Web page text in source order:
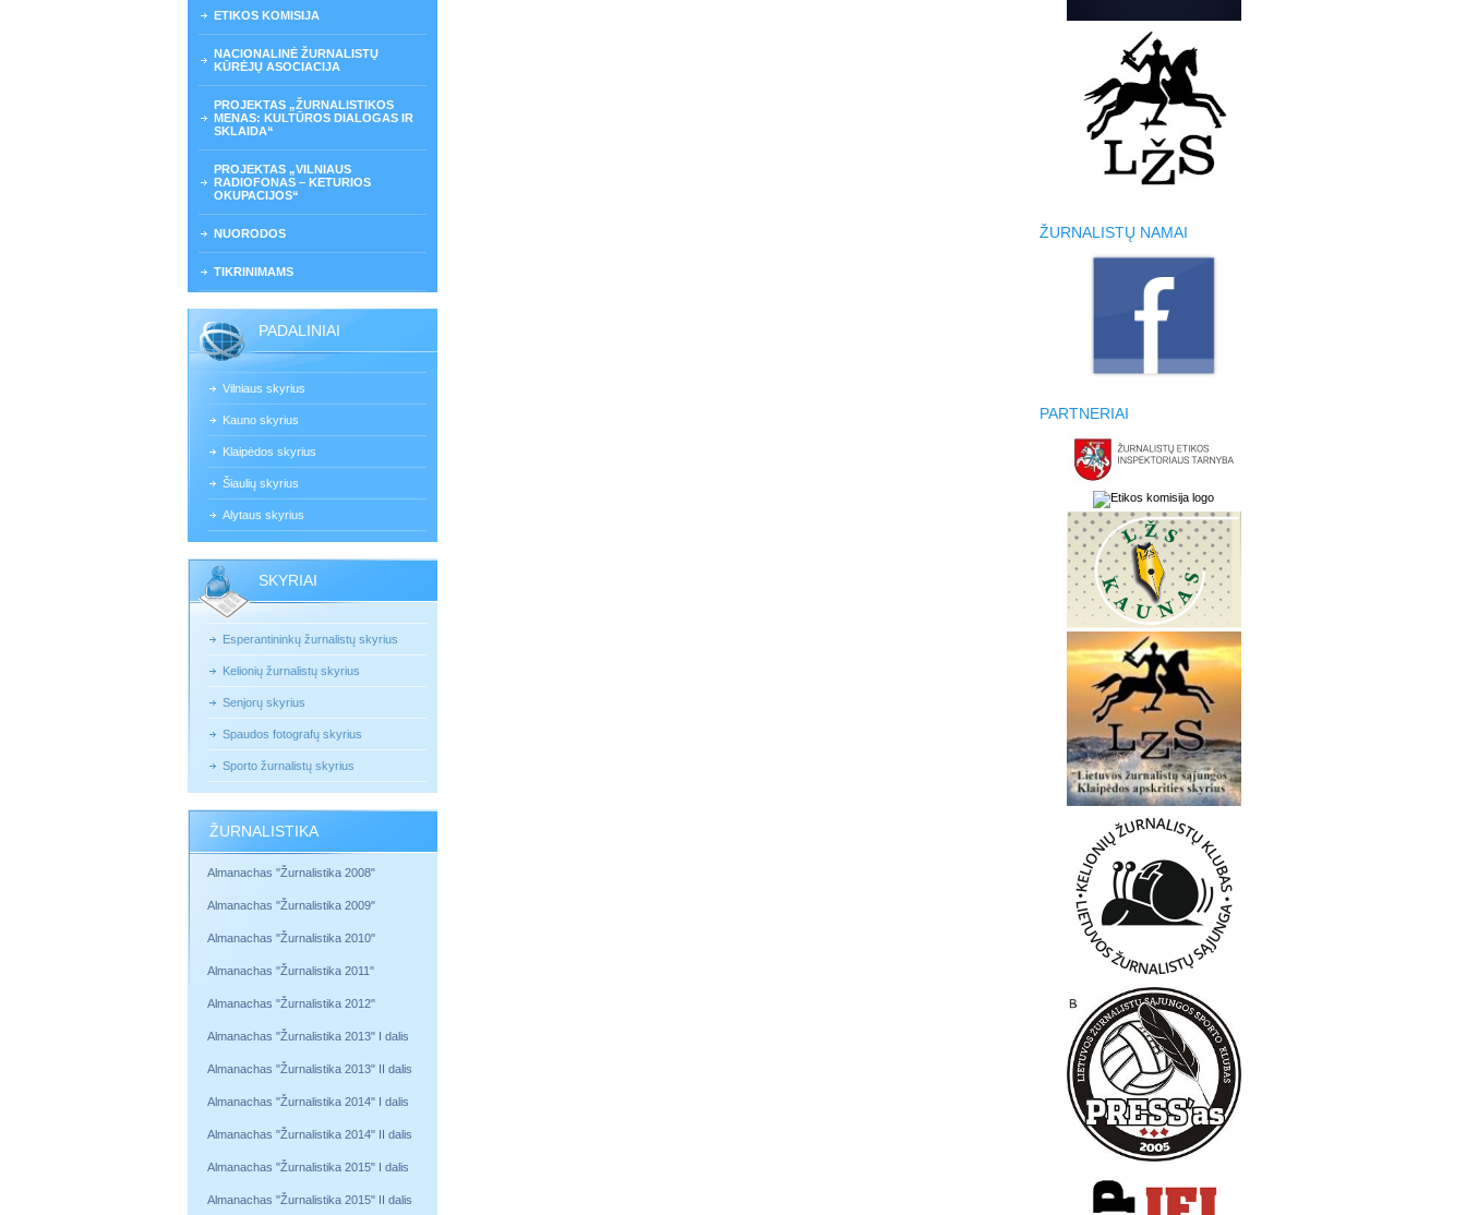
ETIKOS KOMISIJA
NACIONALINĖ ŽURNALISTŲ
KŪRĖJŲ ASOCIACIJA
PROJEKTAS „ŽURNALISTIKOS
MENAS: KULTŪROS DIALOGAS IR
SKLAIDA“
PROJEKTAS „VILNIAUS
RADIOFONAS – KETURIOS
OKUPACIJOS“
NUORODOS
TIKRINIMAMS
PADALINIAI
Vilniaus skyrius
Kauno skyrius
Klaipėdos skyrius
Šiaulių skyrius
Alytaus skyrius
SKYRIAI
Esperantininkų žurnalistų skyrius
Kelionių žurnalistų skyrius
Senjorų skyrius
Spaudos fotografų skyrius
Sporto žurnalistų skyrius
ŽURNALISTIKA
Almanachas "Žurnalistika 2008"
Almanachas "Žurnalistika 2009"
Almanachas "Žurnalistika 2010"
Almanachas "Žurnalistika 2011"
Almanachas "Žurnalistika 2012"
Almanachas "Žurnalistika 2013" I dalis
Almanachas "Žurnalistika 2013" II dalis
Almanachas "Žurnalistika 2014" I dalis
Almanachas "Žurnalistika 2014" II dalis
Almanachas "Žurnalistika 2015" I dalis
Almanachas "Žurnalistika 2015" II dalis
ŽURNALISTŲ NAMAI
PARTNERIAI